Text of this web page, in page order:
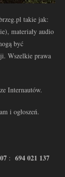
takie jak:
materiały audio
być
Wszelkie prawa
Internautów.
i ogłoszeń.
: 694 021 137